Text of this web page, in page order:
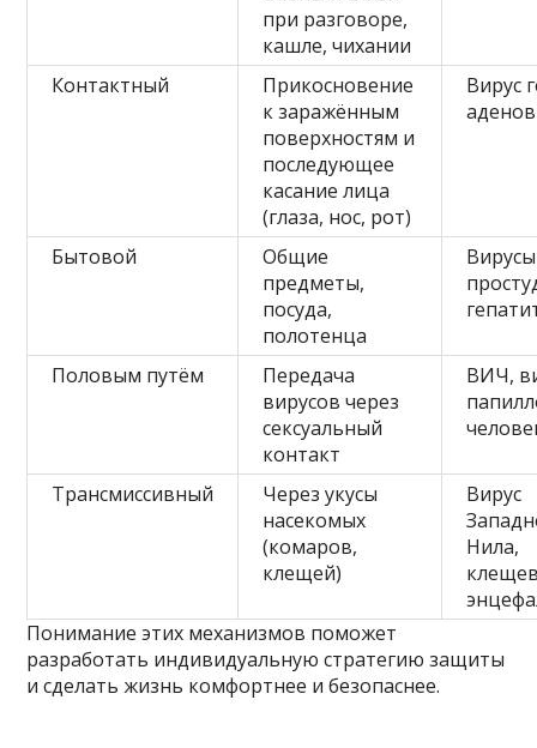
при разговоре,
кашле, чихании
Контактный
Прикосновение
к заражённым
поверхностям и
последующее
касание лица
(глаза, нос, рот)
Вирус
Бытовой
Общие
предметы,
посуда,
полотенца
Вирусы
Половым путём
Передача
вирусов через
сексуальный
контакт
ВИЧ,
Трансмиссивный
Через укусы
насекомых
(комаров,
клещей)
Вирус
Нила,
Понимание этих механизмов поможет
разработать индивидуальную стратегию защиты
и сделать жизнь комфортнее и безопаснее.